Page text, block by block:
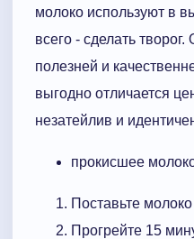
молоко используют в
всего - сделать
полезней и
выгодно отличается
незатейлив и
прокисшее
Поставьте
Прогрейте 15